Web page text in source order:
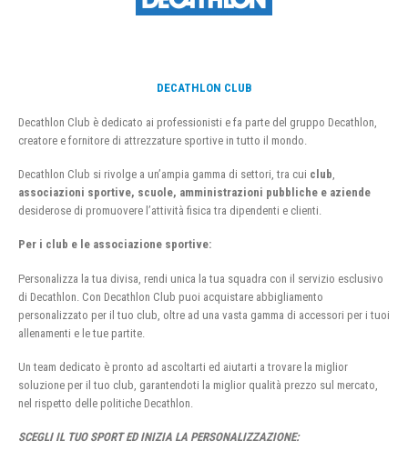
DECATHLON CLUB
Decathlon Club è dedicato ai professionisti e fa parte del gruppo Decathlon,
creatore e fornitore di attrezzature sportive in tutto il mondo.
Decathlon Club si rivolge a un’ampia gamma di settori, tra cui club
associazioni sportive, scuole, amministrazioni pubbliche e aziende
desiderose di promuovere l’attività fisica tra dipendenti e clienti.
Per i club e le associazione sportive:
Personalizza la tua divisa, rendi unica la tua squadra con il servizio esclusivo
di Decathlon. Con Decathlon Club puoi acquistare abbigliamento
personalizzato per il tuo club, oltre ad una vasta gamma di accessori per i tuoi
allenamenti e le tue partite.
Un team dedicato è pronto ad ascoltarti ed aiutarti a trovare la miglior
soluzione per il tuo club, garantendoti la miglior qualità prezzo sul mercato,
nel rispetto delle politiche Decathlon.
SCEGLI IL TUO SPORT ED INIZIA LA PERSONALIZZAZIONE: